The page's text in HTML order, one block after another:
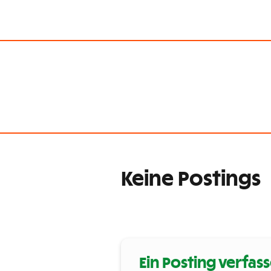
Keine Postings
Ein Posting